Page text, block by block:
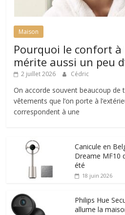
Maison
Pourquoi le confort à
mérite aussi un peu
2 juillet 2026 Cédric
On accorde souvent beaucoup de
vêtements que l’on porte à
correspondent à une
Canicule en
Dreame MF10
été
18 juin 2026
Philips Hue
allume la